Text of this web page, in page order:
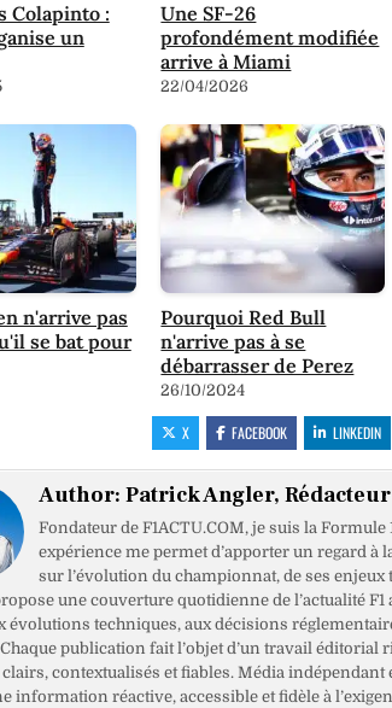
Colapinto :
un
Une SF-26
profondément modifiée
arrive à Miami
22/04/2026
n'arrive pas
se bat pour
Pourquoi Red Bull
n'arrive pas à se
débarrasser de Perez
26/10/2024
X FACEBOOK LINKEDIN
Author: Patrick Angler,
Fondateur de F1ACTU.COM, je suis la Formule
expérience me permet d’apporter un regard à
sur l’évolution du championnat, de ses enjeux
une couverture quotidienne de l’actualité
évolutions techniques, aux décisions
publication fait l’objet d’un travail éditorial
contextualisés et fiables. Média indépendant
information réactive, accessible et fidèle à